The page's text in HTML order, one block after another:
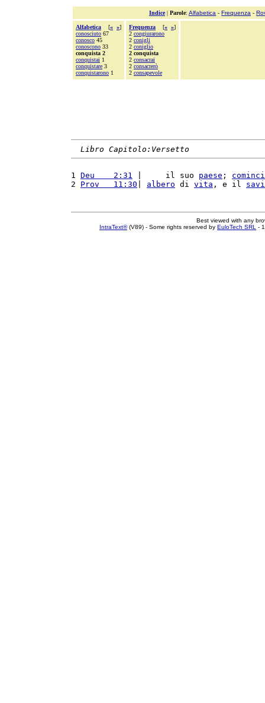
Indice| Parole: Alfabetica - Frequenza -
Alfabetica [« »]
conosciuto 67
conosco 45
conoscono 33
conquista 2
conquistai 1
conquistare 3
conquistarono 1
Frequenza [« »]
2 congiurarono
2 conigli
2 coniglio
2 conquista
2 consacrai
2 consacrerò
2 consapevole
Libro Capitolo:Versetto
1 Deu    2:31 |     il suo paese ;
2 Prov   11:30 albero di vita , e il
Best viewed with any
IntraText®(V89) - Some rights reserved by EuloTech SRL -